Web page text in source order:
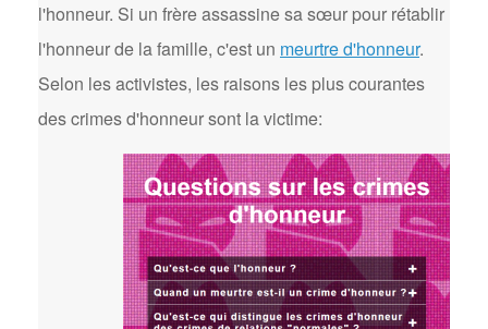
l'honneur. Si un frère assassine sa sœur pour rétablir
l'honneur de la famille, c'est un meurtre d'honneur.
Selon les activistes, les raisons les plus courantes
des crimes d'honneur sont la victime: